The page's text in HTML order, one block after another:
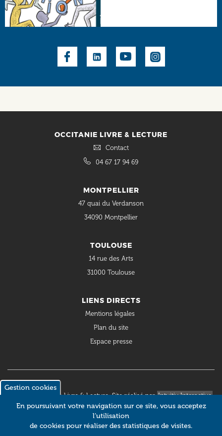
OCCITANIE LIVRE & LECTURE
Contact
04 67 17 94 69
MONTPELLIER
47 quai du Verdanson
34090 Montpellier
TOULOUSE
14 rue des Arts
31000 Toulouse
LIENS DIRECTS
Mentions légales
Plan du site
Espace presse
© 2018 Occitanie Livre & Lecture. Site réalisé parIntuitiv Interactive
Gestion cookies
En poursuivant votre navigation sur ce site, vous acceptez
l’utilisation
de cookies pour réaliser des statistiques de visites.